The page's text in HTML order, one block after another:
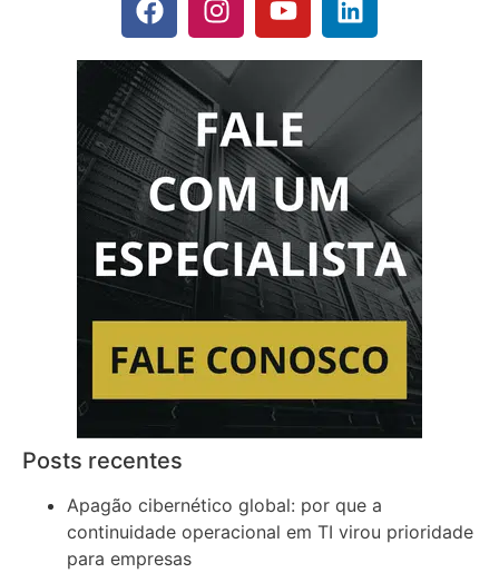
Posts recentes
Apagão cibernético global: por que a
continuidade operacional em TI virou prioridade
para empresas